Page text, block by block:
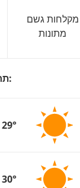
מקלחות גשם
מתונות
תחזית שעתית היום:
29°
30°